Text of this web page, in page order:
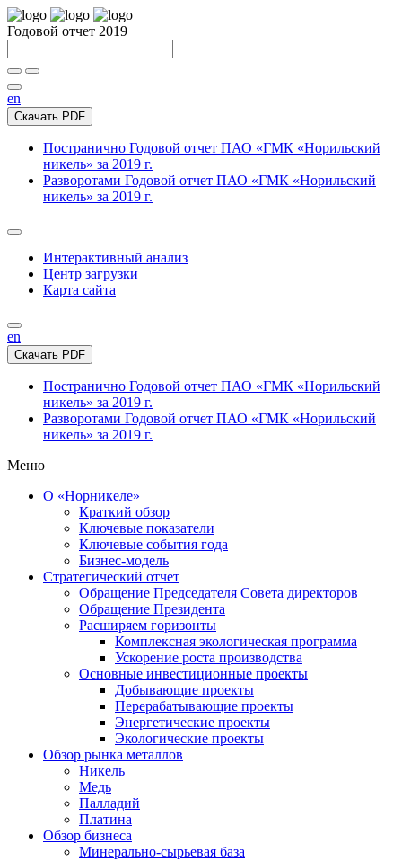
Годовой отчет 2019
en
Скачать PDF
Постранично Годовой отчет ПАО «ГМК «Норильский
никель» за 2019 г.
Разворотами Годовой отчет ПАО «ГМК «Норильский
никель» за 2019 г.
Интерактивный анализ
Центр загрузки
Карта сайта
en
Скачать PDF
Постранично Годовой отчет ПАО «ГМК «Норильский
никель» за 2019 г.
Разворотами Годовой отчет ПАО «ГМК «Норильский
никель» за 2019 г.
Меню
О «Норникеле»
Краткий обзор
Ключевые показатели
Ключевые события года
Бизнес-модель
Стратегический отчет
Обращение Председателя Совета директоров
Обращение Президента
Расширяем горизонты
Комплексная экологическая программа
Ускорение роста производства
Основные инвестиционные проекты
Добывающие проекты
Перерабатывающие проекты
Энергетические проекты
Экологические проекты
Обзор рынка металлов
Никель
Медь
Палладий
Платина
Обзор бизнеса
Минерально-сырьевая база